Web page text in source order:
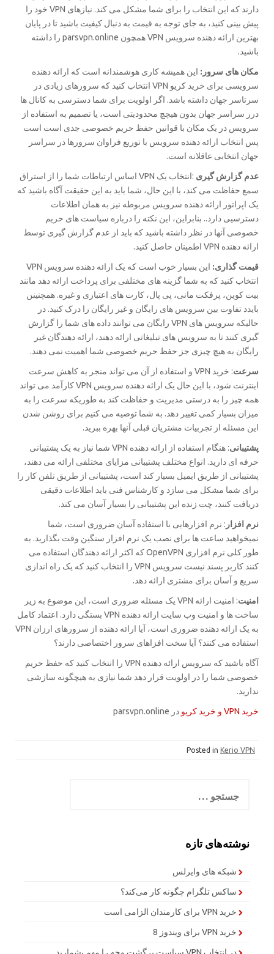
دارند که این انتخاب را برای شما مشکل می کند. نیازهای VPN خود را
پیش بینی کنید، به جای توجه به قیمت به دنبال کیفیت باشید تا در پایان
بهترین ارائه دهنده سرویس VPN همچون parsvpn.online را داشته
باشید.
مکان های سرور: این همیشه کاری هوشمندانه است که ارائه دهنده
سرویسی برای خرید کریو VPN انتخاب کنید که سرورهای زیادی در
سرتاسر جهان داشته باشد. اگر اولویت برای شما دسترسی به کانال ها
درر سراسر جهان بدون هیچچ محدودیتی است، یا تصمیم به استفاده از
سرویس در یک مکان با قوانین حفظ حریم خصوصی جدی است است
پس انتخاب ارائه دهنده سرویس با توریع فراوان سرورها در سراسر
جهان انتخابی عاقلانه است.
عدم گزارش گیری
:انتخاب یک VPN اساس ارتباطات شما را از استراق
سمع حفاظت می کند، با این حال، شما باید به این حقیقت آگاه باشید که
یک اپراتور ارائه دهنده سرویس مربوطه نیز به همان اطلاعات
دسترسیی دارد.. بنابراین، این نکته را درباره سیاست های حریم
خصوصی آنها در نظر داشته باشید که باید از عدم گزارش گیری توسط
ارائه دهنده VPN اطمینان حاصل کنید.
قیمت گذاری:
این بسیار خوب است که یک ارائه دهنده سرویس VPN
انتخاب کنید که به شما گزینه های مختلفی برای پرداخت ارائه دهد مانند
بیت کوین، پرفکت مانی، پی پال، کارت های اعتباری و غیره. همچنینن
بایدد تفاوت بین سرویس های رایگان و غیر رایگان را درک کنید. در
حالیکه سرویس های VPN رایگان می توانند داده های شما را گزارش
گیری کنند تا به سرویس های تبلیغاتی ارائه دهند، ارائه دهندگان غیر
رایگان به هیچ چیزی جز حفظ حریم خصوصی شما اهمیت نمی دهند.
سرعت
: خرید VPN و استفاده از آن می تواند منجر به کاهش سرعت
اینترنت شود، با این حال یک ارائه دهنده سرویس VPN کارآمد می تواند
همه چیز را به درستی مدیریت و حفاظت کند به طوریکه سرعت را به
میزان بسیار کمی تغییر دهد. به شما توصیه می کنیم برای روشن شدن
این مسئله از تجربیات مشتریان قبلی آنها بهره ببرید.
پشتیبانی
: هنگام استفاده از ارائه دهنده VPN شما نیاز به یک پشتیبانی
حرفه ای دارید. انواع مختلف پشتیبانی مزایای مختلفی ارائه می دهند،
پشتیبانی از طریق ایمیل بسیار کند است، پشتیبانی از طریق تلفن کار را
برای شما مشکل می سازد و کارشناس فنی باید اطلاعات دقیقی
دریافت کنند، چت زنده این پشتیبانی را بسیار آسان می کند.
نرم افزار : نرم افزارهایی با استفاده آسان ضروری است، شما
نمیخواهید ساعت ها برای نصب یک نرم افزار سنگین وقت بگذارید. به
طور کلی نرم افزاری OpenVPN که اکثر ارائه دهندگان استفاده می
کنند کاربر پسند نیست سرویس VPN را انتخاب کنید که یک راه اندازی
سریع و آسان برای مشتری ارائه دهد.
امنیت
: امنیت ارائه VPN یک مسئله ضروری است، این موضوع به زیر
ساخت ها و امنیت وب سایت ارائه دهنده VPN بستگی دارد. اعتماد کامل
به یک ارائه دهنده ضروری است، آیا ارائه دهنده از سرورهای ارزان VPN
استفاده می کنند؟ آیا سخت افزاهای سرور اختصاصی دارند؟
آگاه باشید که سرویس ارائه دهنده VPN را انتخاب کنید که حفظ حریم
خصوصی شما را در اولویت قرار دهد شما نیازی به هیچگونه سازشی
ندارید.
خرید VPN و خرید کریو در parsvpn.online
Posted in Kerio VPN
برای:
نوشته‌های تازه
شبکه های وایرلس
ساکس تلگرام چگونه کار می‌کند؟
خرید VPN برای کارمندان الزامی است
خرید VPN برای ویندوز 8
در انتخاب VPN سیاست برگشت وجه را مهم بشمارید